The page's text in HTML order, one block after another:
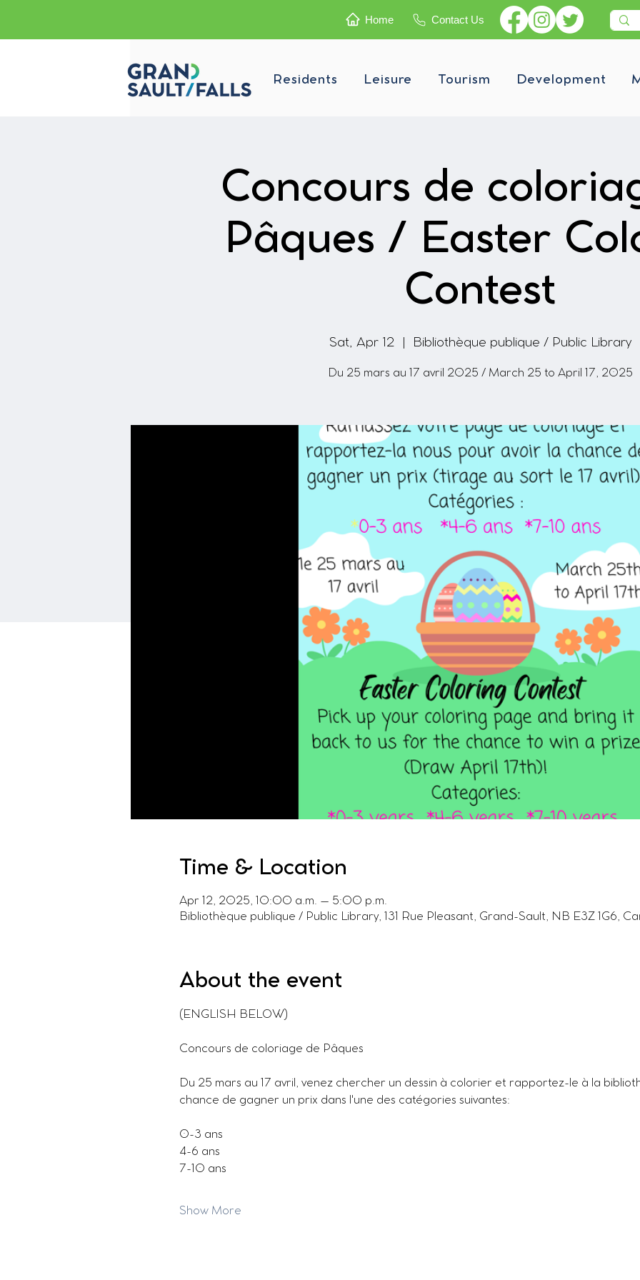
Home Contact Us
Residents Leisure Tourism Development
Concours de
Pâques / Easter
Contest
Sat, Apr 12 Bibliothèque publique / Public Library
Du 25 mars au 17 avril 2025 / March 25 to April 17, 2025
Time & Location
Apr 12, 2025, 10:00 a.m. – 5:00 p.m.
Bibliothèque publique / Public Library, 131 Rue Pleasant, Grand-Sault, NB E3Z 1G6,
About the event
(ENGLISH BELOW)
Concours de coloriage de Pâques
Du 25 mars au 17 avril, venez chercher un dessin à colorier et rapportez-le à la
chance de gagner un prix dans l'une des catégories suivantes:
0-3 ans
4-6 ans
7-10 ans
Show More